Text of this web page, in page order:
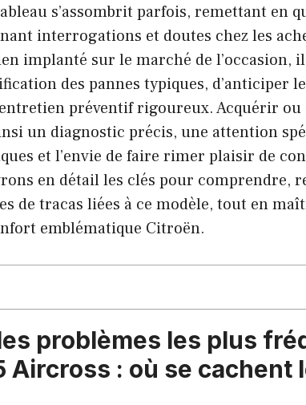
s’assombrit parfois, remettant en
interrogations et doutes chez les
implanté sur le marché de l’occasion,
des pannes typiques, d’anticiper
préventif rigoureux. Acquérir ou
un diagnostic précis, une attention
et l’envie de faire rimer plaisir de
en détail les clés pour comprendre,
de tracas liées à ce modèle, tout en
emblématique Citroën.
problèmes les plus
Aircross : où se cachent